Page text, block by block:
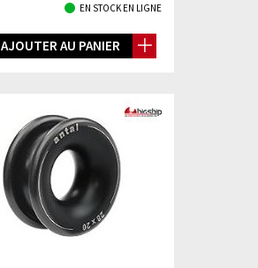
EN STOCK EN LIGNE
AJOUTER AU PANIER